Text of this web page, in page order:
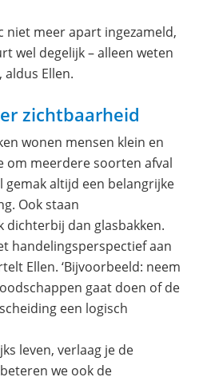
meer apart ingezameld,
wel degelijk – alleen weten
aldus Ellen.
zichtbaarheid
wonen mensen klein en
om meerdere soorten afval
gemak altijd een belangrijke
Ook staan
dichterbij dan glasbakken.
handelingsperspectief aan
Ellen. ‘Bijvoorbeeld: neem
gaat doen of de
een logisch
leven, verlaag je de
we ook de